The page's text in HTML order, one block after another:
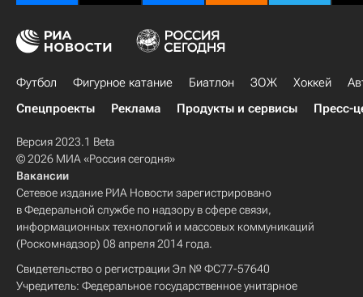
Футбол Фигурное катание Биатлон ЗОЖ Хоккей
Спецпроекты
Реклама Продукты и сервисы Пресс-
Версия 2023.1 Beta
© 2026 МИА «Россия сегодня»
Вакансии
Сетевое издание РИА Новости зарегистрировано
в Федеральной службе по надзору в сфере связи,
информационных технологий и массовых коммуникаций
(Роскомнадзор) 08 апреля 2014 года.
Свидетельство о регистрации Эл № ФС77-57640
Учредитель: Федеральное государственное унитарное